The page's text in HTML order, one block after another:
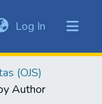
Log In (current)
(OJS)
Author